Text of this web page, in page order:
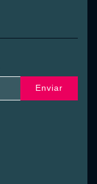
Enviar